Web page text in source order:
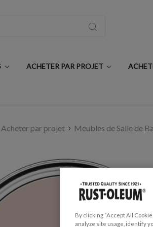
ACHETER PAR PROJET
Acheter par projet Meubles de Salle de
By clicking “Accept All
analyze site usage, identify